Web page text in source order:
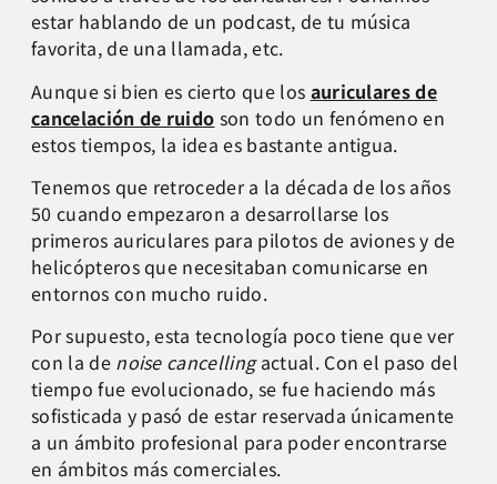
estar hablando de un podcast, de tu música
favorita, de una llamada, etc.
Aunque si bien es cierto que los auriculares de
cancelación de ruido son todo un fenómeno en
estos tiempos, la idea es bastante antigua.
Tenemos que retroceder a la década de los años
50 cuando empezaron a desarrollarse los
primeros auriculares para pilotos de aviones y de
helicópteros que necesitaban comunicarse en
entornos con mucho ruido.
Por supuesto, esta tecnología poco tiene que ver
con la de noise cancellingactual. Con el paso del
tiempo fue evolucionado, se fue haciendo más
sofisticada y pasó de estar reservada únicamente
a un ámbito profesional para poder encontrarse
en ámbitos más comerciales.